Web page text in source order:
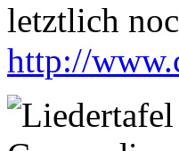
letztlich
http://